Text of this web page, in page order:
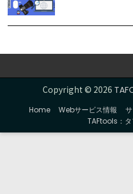
Copyright © 2026
Home Webサービス情報
TAFtools：